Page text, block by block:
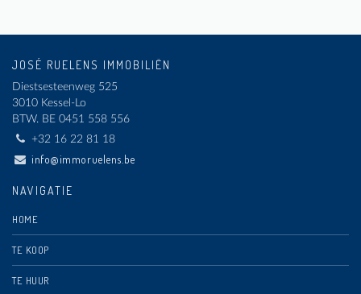
JOSÉ RUELENS IMMOBILIËN
Diestsesteenweg 525
3010 Kessel-Lo
BTW. BE 0451 558 556
+32 16 22 81 18
info@immoruelens.be
NAVIGATIE
HOME
TE KOOP
TE HUUR